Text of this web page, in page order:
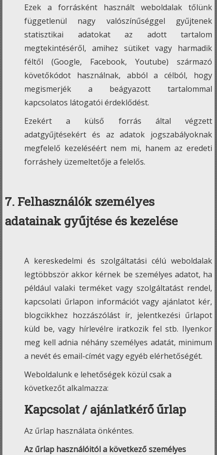
Ezek a forrásként használt weboldalak tőlünk
függetlenül nagy valószínűséggel gyűjtenek
statisztikai adatokat az adott tartalom
megtekintéséről, amihez sütiket vagy harmadik
féltől (Google, Facebook, Youtube) származó
követőkódot használnak, abból a célból, hogy
megismerjék a beágyazott tartalommal
kapcsolatos látogatói érdeklődést.
Ezekért a külső forrás által végzett
adatgyűjtésekért és az adatok jogszabályoknak
megfelelő kezeléséért nem mi, hanem az eredeti
forráshely üzemeltetője a felelős.
7. Felhasználók személyes
adatainak gyűjtése és kezelése
A kereskedelmi és szolgáltatási célú weboldalak
legtöbbször akkor kérnek be személyes adatot, ha
például valaki terméket vagy szolgáltatást rendel,
kapcsolati űrlapon információt vagy ajánlatot kér,
blogcikkhez hozzászólást ír, jelentkezési űrlapot
küld be, vagy hírlevélre iratkozik fel stb. Ilyenkor
meg kell adnia néhány személyes adatát, minimum
a nevét és email-címét vagy egyéb elérhetőségét.
Weboldalunk e lehetőségek közül csak a
következőt alkalmazza:
Kapcsolat / ajánlatkérő űrlap
Az űrlap használata önkéntes.
Az űrlap használóitól a következő személyes